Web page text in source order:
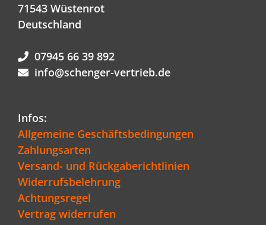
71543 Wüstenrot
Deutschland
07945 66 39 892
info@schenger-vertrieb.de
Infos:
Allgemeine Geschäftsbedingungen
Zahlungsarten
Versand- und Rückgaberichtlinien
Widerrufsbelehrung
Achtungsregel
Vertrag widerrufen